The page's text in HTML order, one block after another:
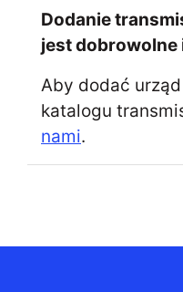
Dodanie
jest dobrowolne
Aby dodać
katalogu
nami.